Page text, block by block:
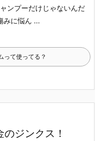
ンプーだけじゃないんだ
みに悩ん ...
って使ってる？
ジンクス！